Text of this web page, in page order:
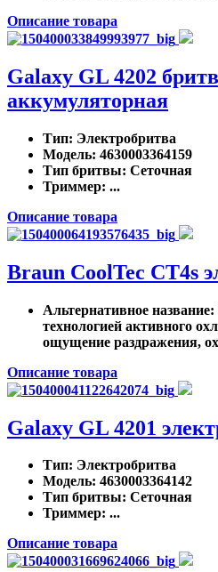
Описание товара
Galaxy GL 4202
аккумуляторная
Тип: Электробритва
Модель: 4630003364159
Тип бритвы: Сеточная
Триммер: ...
Описание товара
Braun CoolTec CT4s
Альтернативное название:
технологией активного
ощущение раздражения,
Описание товара
Galaxy GL 4201
Тип: Электробритва
Модель: 4630003364142
Тип бритвы: Сеточная
Триммер: ...
Описание товара